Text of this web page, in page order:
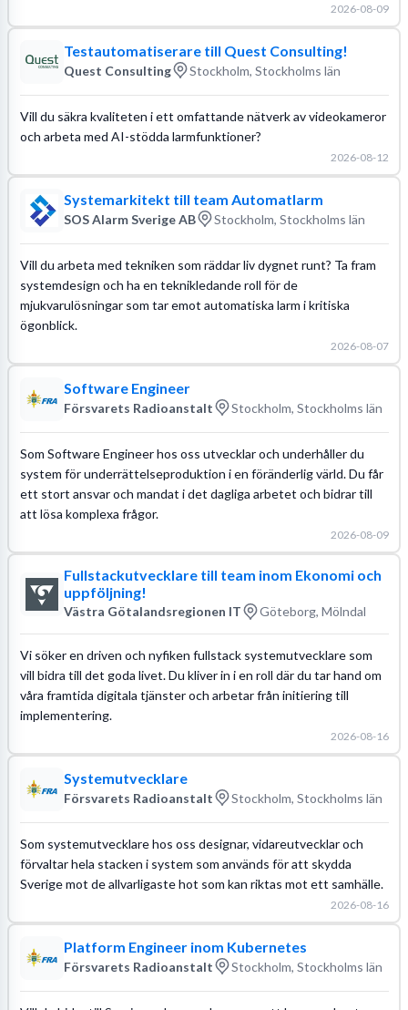
2026-08-09
Testautomatiserare till Quest Consulting!
Quest Consulting Stockholm, Stockholms län
Vill du säkra kvaliteten i ett omfattande nätverk av videokameror
och arbeta med AI-stödda larmfunktioner?
2026-08-12
Systemarkitekt till team Automatlarm
SOS Alarm Sverige AB Stockholm, Stockholms län
Vill du arbeta med tekniken som räddar liv dygnet runt? Ta fram
systemdesign och ha en teknikledande roll för de
mjukvarulösningar som tar emot automatiska larm i kritiska
ögonblick.
2026-08-07
Software Engineer
Försvarets Radioanstalt Stockholm, Stockholms län
Som Software Engineer hos oss utvecklar och underhåller du
system för underrättelseproduktion i en föränderlig värld. Du får
ett stort ansvar och mandat i det dagliga arbetet och bidrar till
att lösa komplexa frågor.
2026-08-09
Fullstackutvecklare till team inom Ekonomi och
uppföljning!
Västra Götalandsregionen IT Göteborg, Mölndal
Vi söker en driven och nyfiken fullstack systemutvecklare som
vill bidra till det goda livet. Du kliver in i en roll där du tar hand om
våra framtida digitala tjänster och arbetar från initiering till
implementering.
2026-08-16
Systemutvecklare
Försvarets Radioanstalt Stockholm, Stockholms län
Som systemutvecklare hos oss designar, vidareutvecklar och
förvaltar hela stacken i system som används för att skydda
Sverige mot de allvarligaste hot som kan riktas mot ett samhälle.
2026-08-16
Platform Engineer inom Kubernetes
Försvarets Radioanstalt Stockholm, Stockholms län